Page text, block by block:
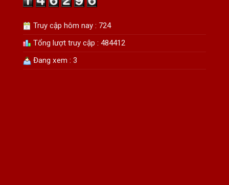
Truy cập hôm nay : 724
Tổng lượt truy cập : 484412
Đang xem : 3